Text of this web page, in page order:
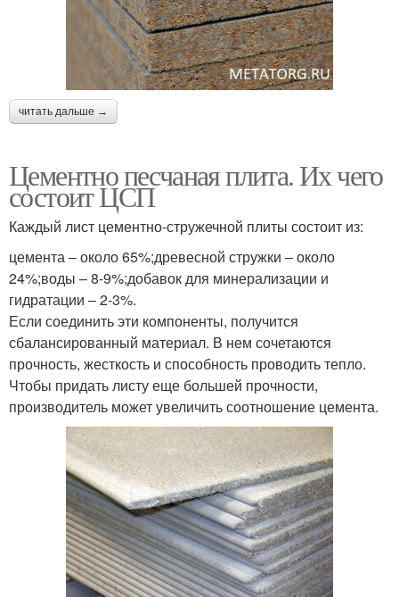
читать дальше →
Цементно песчаная плита. Их чего
состоит ЦСП
Каждый лист цементно-стружечной плиты состоит из:
цемента – около 65%;древесной стружки – около
24%;воды – 8-9%;добавок для минерализации и
гидратации – 2-3%.
Если соединить эти компоненты, получится
сбалансированный материал. В нем сочетаются
прочность, жесткость и способность проводить тепло.
Чтобы придать листу еще большей прочности,
производитель может увеличить соотношение цемента.